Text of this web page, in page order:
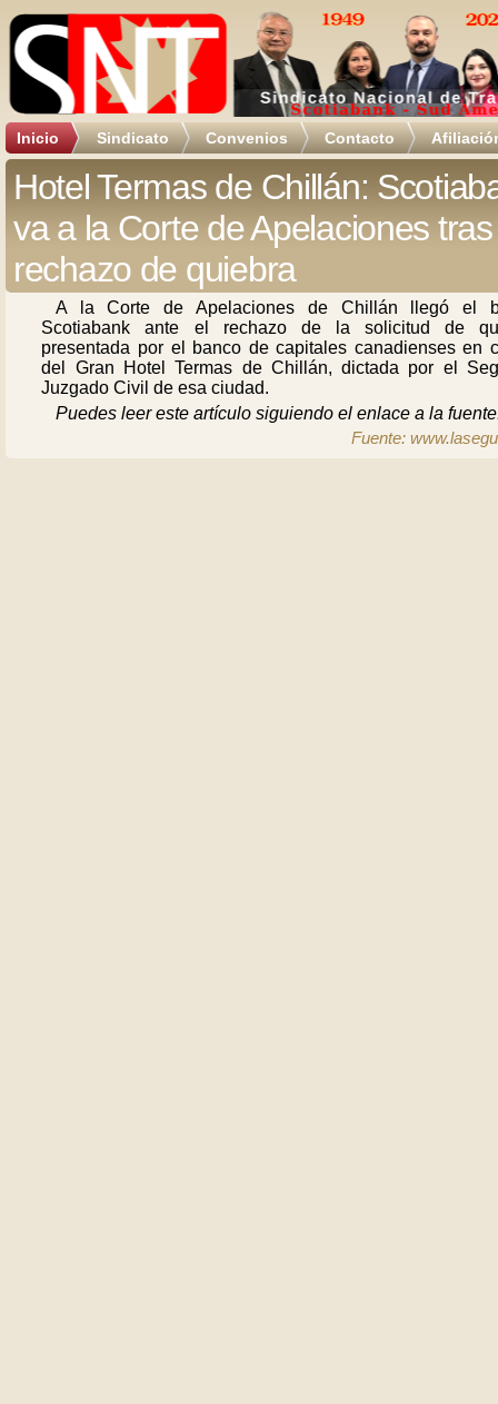
Inicio Sindicato Convenios Contacto
Hotel Termas de Chillán:
va a la Corte de Apelaciones tras
rechazo de quiebra
A la Corte de Apelaciones de Chillán llegó el
Scotiabank ante el rechazo de la solicitud de
presentada por el banco de capitales canadienses en
del Gran Hotel Termas de Chillán, dictada por el
Juzgado Civil de esa ciudad.
Puedes leer este artículo siguiendo el enlace a la
Fuente: